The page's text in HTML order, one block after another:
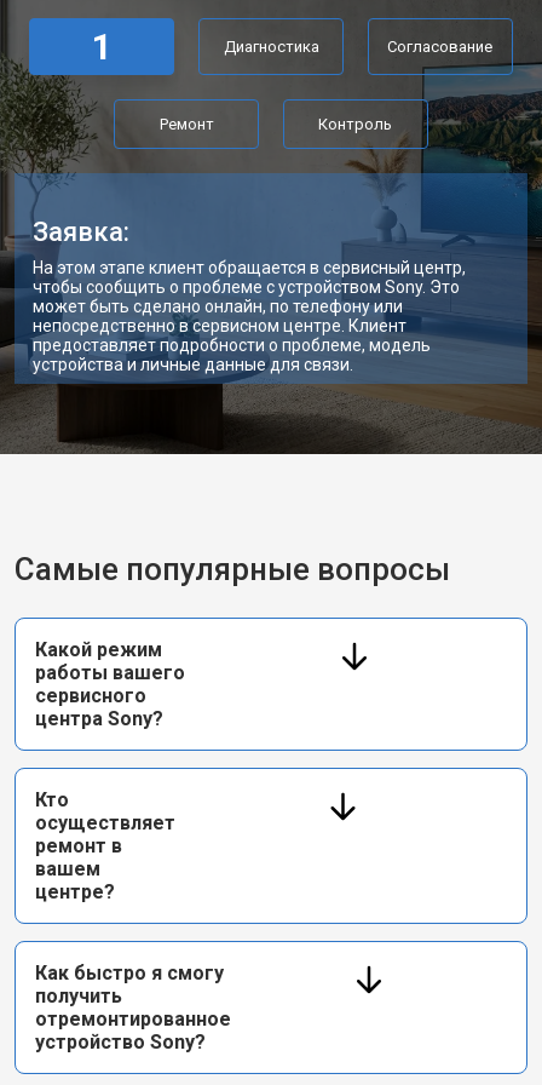
1 Диагностика Согласование
Ремонт Контроль
Заявка:
На этом этапе клиент обращается в сервисный центр,
чтобы сообщить о проблеме с устройством Sony. Это
может быть сделано онлайн, по телефону или
непосредственно в сервисном центре. Клиент
предоставляет подробности о проблеме, модель
устройства и личные данные для связи.
Самые популярные вопросы
Какой режим
работы вашего
сервисного
центра Sony?
Кто
осуществляет
ремонт в
вашем
центре?
Как быстро я смогу
получить
отремонтированное
устройство Sony?